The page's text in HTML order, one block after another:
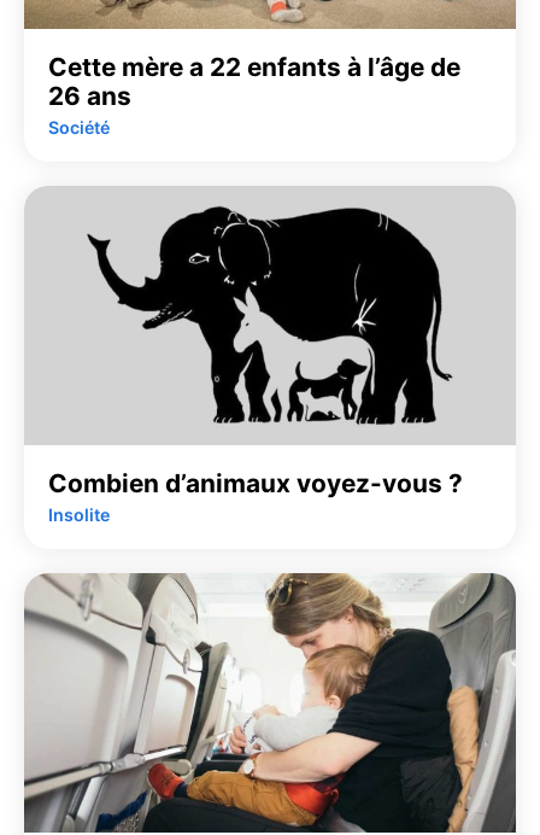
Cette mère a 22 enfants à l’âge de
26 ans
Société
Combien d’animaux voyez-vous ?
Insolite